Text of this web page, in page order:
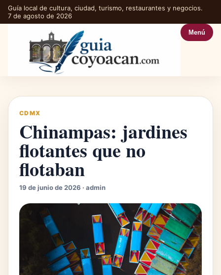
Guía local de cultura, ciudad, turismo, restaurantes y negocios.
7 de agosto de 2026
Menú
CDMX
Chinampas: jardines
flotantes que no
flotaban
19 de junio de 2026 · admin